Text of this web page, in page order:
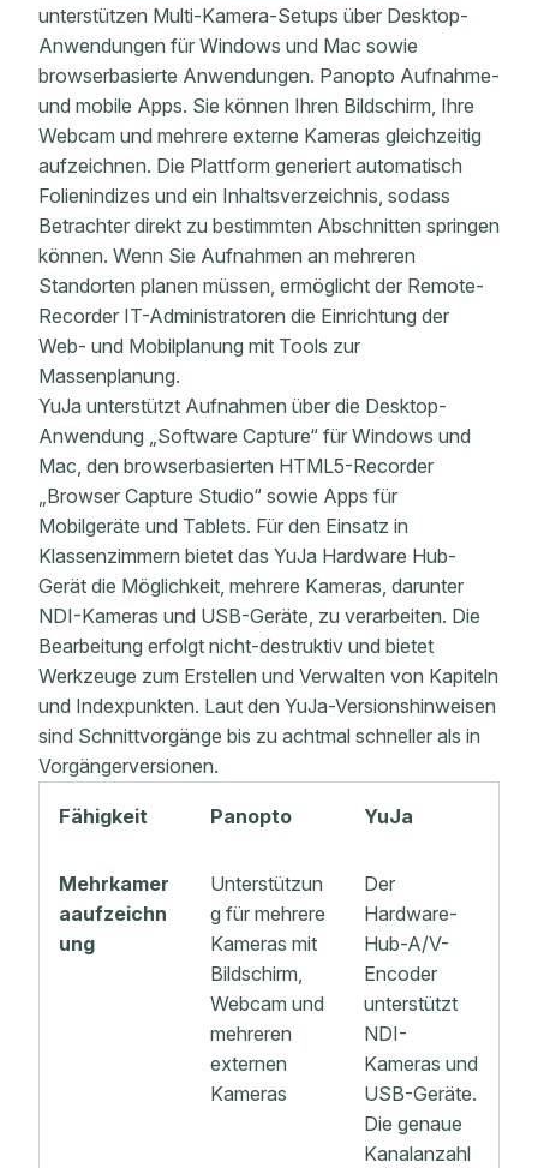
unterstützen Multi-Kamera-Setups über Desktop-
Anwendungen für Windows und Mac sowie
browserbasierte Anwendungen. Panopto Aufnahme-
und mobile Apps. Sie können Ihren Bildschirm, Ihre
Webcam und mehrere externe Kameras gleichzeitig
aufzeichnen. Die Plattform generiert automatisch
Folienindizes und ein Inhaltsverzeichnis, sodass
Betrachter direkt zu bestimmten Abschnitten springen
können. Wenn Sie Aufnahmen an mehreren
Standorten planen müssen, ermöglicht der Remote-
Recorder IT-Administratoren die Einrichtung der
Web- und Mobilplanung mit Tools zur
Massenplanung.
YuJa unterstützt Aufnahmen über die Desktop-
Anwendung „Software Capture“ für Windows und
Mac, den browserbasierten HTML5-Recorder
„Browser Capture Studio“ sowie Apps für
Mobilgeräte und Tablets. Für den Einsatz in
Klassenzimmern bietet das YuJa Hardware Hub-
Gerät die Möglichkeit, mehrere Kameras, darunter
NDI-Kameras und USB-Geräte, zu verarbeiten. Die
Bearbeitung erfolgt nicht-destruktiv und bietet
Werkzeuge zum Erstellen und Verwalten von Kapiteln
und Indexpunkten. Laut den YuJa-Versionshinweisen
sind Schnittvorgänge bis zu achtmal schneller als in
Vorgängerversionen.
Fähigkeit Panopto YuJa
Mehrkamer
aaufzeichn
ung
Unterstützun
g für mehrere
Kameras mit
Bildschirm,
Webcam und
mehreren
externen
Kameras
Der
Hardware-
Hub-A/V-
Encoder
unterstützt
NDI-
Kameras und
USB-Geräte.
Die genaue
Kanalanzahl